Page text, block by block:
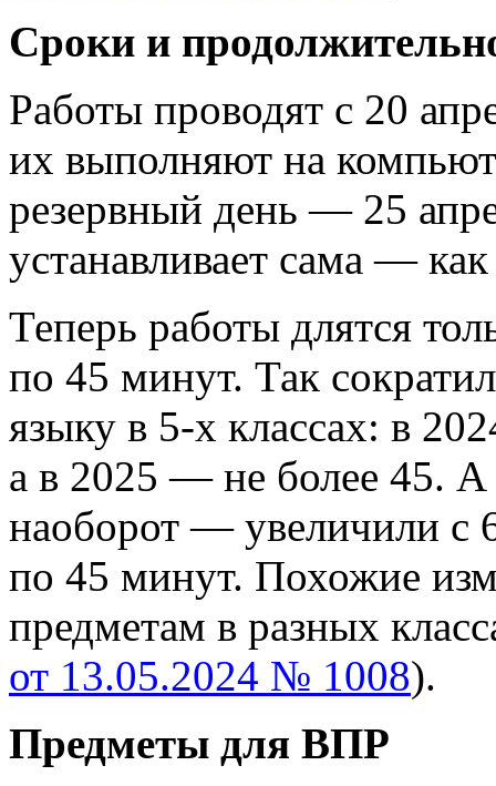
Сроки и
Работы проводят с 20
их выполняют на
резервный день — 25
устанавливает сама —
Теперь работы длятся
по 45 минут. Так
языку в 5-х классах: в
а в 2025 — не более 45. А
наоборот — увеличили с
по 45 минут. Похожие
предметам в разных
от 13.05.2024 № 1008).
Предметы для ВПР